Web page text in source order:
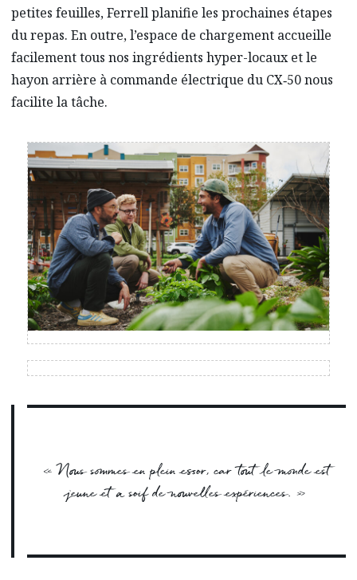
petites feuilles, Ferrell planifie les prochaines étapes
du repas. En outre, l’espace de chargement accueille
facilement tous nos ingrédients hyper-locaux et le
hayon arrière à commande électrique du CX‑50 nous
facilite la tâche.
« Nous sommes en plein essor, car tout le monde est
jeune et a soif de nouvelles expériences. »